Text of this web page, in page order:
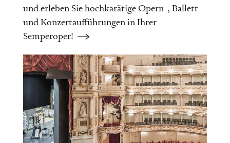
und erleben Sie hochkarätige Opern-, Ballett-
und Konzertaufführungen in Ihrer
Semperoper!